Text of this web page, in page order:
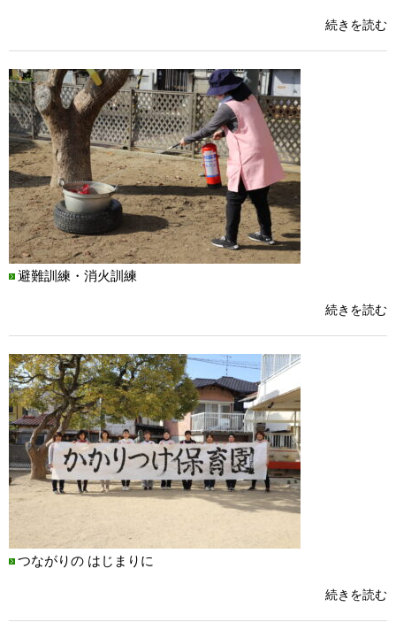
続きを読む
避難訓練・消火訓練
続きを読む
つながりの はじまりに
続きを読む